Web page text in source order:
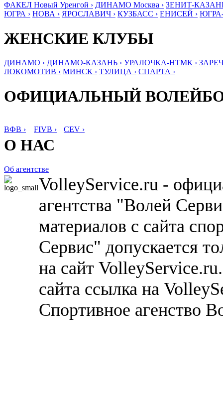
ФАКЕЛ Новый Уренгой › ДИНАМО Москва › ЗЕНИТ-
ЮГРА › НОВА › ЯРОСЛАВИЧ › КУЗБАСС › ЕНИСЕЙ ›
ЖЕНСКИЕ КЛУБЫ
ДИНАМО › ДИНАМО-КАЗАНЬ › УРАЛОЧКА-НТМК ›
ЛОКОМОТИВ › МИНСК › ТУЛИЦА › СПАРТА ›
ОФИЦИАЛЬНЫЙ
ВФВ › FIVB › CEV ›
О НАС
Об агентстве
VolleyService.ru -
агентства "Волей
материалов с сайта
Сервис" допускается
на сайт
сайта ссылка на
Спортивное агенство